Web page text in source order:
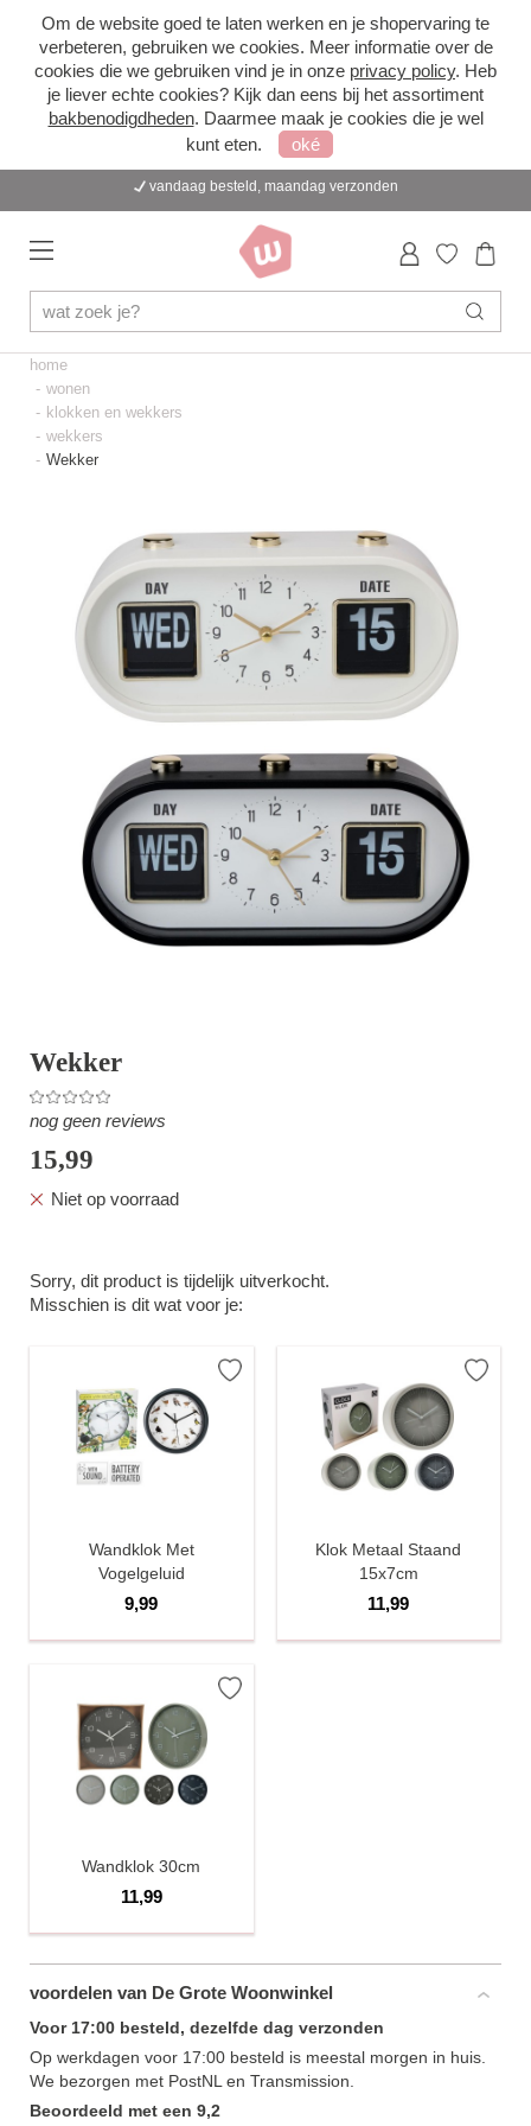
Om de website goed te laten werken en je shopervaring te
verbeteren, gebruiken we cookies. Meer informatie over de
cookies die we gebruiken vind je in onze privacy policy. Heb
je liever echte cookies? Kijk dan eens bij het assortiment
bakbenodigdheden. Daarmee maak je cookies die je wel
kunt eten.
oké
vandaag besteld, maandag verzonden
home
wonen
klokken en wekkers
wekkers
Wekker
Wekker
nog geen reviews
15,99
Niet op voorraad
Sorry, dit product is tijdelijk uitverkocht.
Misschien is dit wat voor je:
Wandklok Met
Vogelgeluid
9,99
Klok Metaal Staand
15x7cm
11,99
Wandklok 30cm
11,99
voordelen van De Grote Woonwinkel
Voor 17:00 besteld, dezelfde dag verzonden
Op werkdagen voor 17:00 besteld is meestal morgen in huis.
We bezorgen met PostNL en Transmission.
Beoordeeld met een 9,2